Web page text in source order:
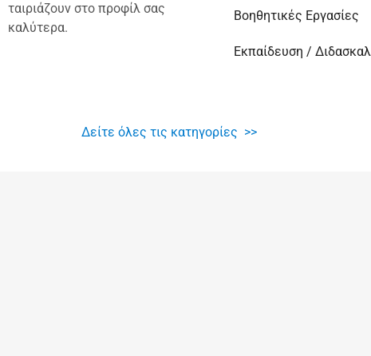
ταιριάζουν στο προφίλ σας
καλύτερα.
Βοηθητικές Εργασίες
Εκπαίδευση /
Δείτε όλες τις κατηγορίες >>